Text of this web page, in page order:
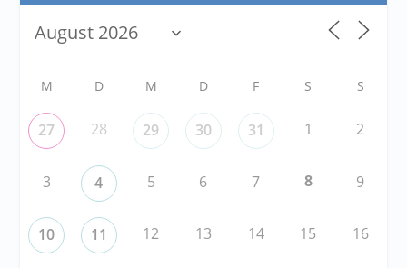
M D M D F S S
27 28 29 30 31 1 2
3 4 5 6 7 8 9
10 11 12 13 14 15 16